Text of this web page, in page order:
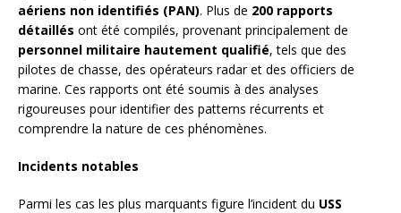
aériens non identifiés (PAN). Plus de 200 rapports
détaillés ont été compilés, provenant principalement de
personnel militaire hautement qualifié, tels que des
pilotes de chasse, des opérateurs radar et des officiers de
marine. Ces rapports ont été soumis à des analyses
rigoureuses pour identifier des patterns récurrents et
comprendre la nature de ces phénomènes.
Incidents notables
Parmi les cas les plus marquants figure l’incident du USS